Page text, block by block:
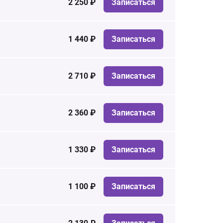
2 250 ₽ Записаться
1 440 ₽ Записаться
2 710 ₽ Записаться
2 360 ₽ Записаться
1 330 ₽ Записаться
1 100 ₽ Записаться